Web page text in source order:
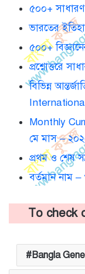
৫০০+ সাধারণ
ভারতের
৫০০+
প্রশ্নোত্তরে
বিভিন্ন
Monthly
মে মাস –
প্রথম ও শেষ
বর্তমান নাম
To check
Bangla